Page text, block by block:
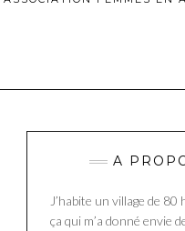
A
J’habite un village de
ça qui m’a donné envie